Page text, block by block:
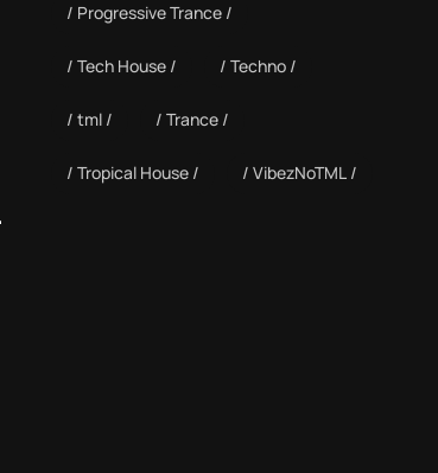
Progressive Trance
Tech House Techno
tml Trance
Tropical House VibezNoTML